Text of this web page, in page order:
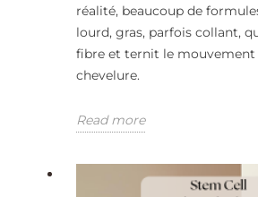
réalité, beaucoup de
lourd, gras, parfois collant,
fibre et ternit le mouvement
chevelure.
Read more